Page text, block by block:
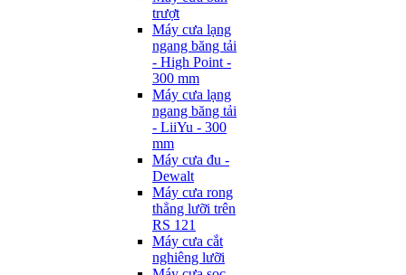
trượt
Máy cưa lạng
ngang băng tải
- High Point -
300 mm
Máy cưa lạng
ngang băng tải
- LiiYu - 300
mm
Máy cưa đu -
Dewalt
Máy cưa rong
thẳng lưỡi trên
RS 121
Máy cưa cắt
nghiêng lưỡi